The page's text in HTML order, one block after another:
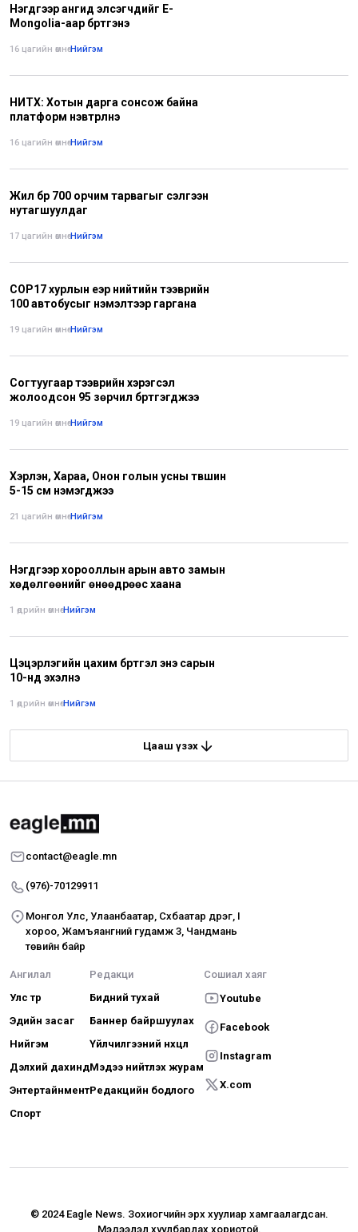
Нэгдүгээр ангид элсэгчдийг E-
Mongolia-аар бүртгэнэ
16 цагийн өмнө•Нийгэм
НИТХ: Хотын дарга сонсож байна
платформ нэвтрүүлнэ
16 цагийн өмнө•Нийгэм
Жил бүр 700 орчим тарвагыг сэлгээн
нутагшуулдаг
17 цагийн өмнө•Нийгэм
СОР17 хурлын үеэр нийтийн тээврийн
100 автобусыг нэмэлтээр гаргана
19 цагийн өмнө•Нийгэм
Согтуугаар тээврийн хэрэгсэл
жолоодсон 95 зөрчил бүртгэгджээ
19 цагийн өмнө•Нийгэм
Хэрлэн, Хараа, Онон голын усны түвшин
5-15 см нэмэгджээ
21 цагийн өмнө•Нийгэм
Нэгдүгээр хорооллын арын авто замын
хөдөлгөөнийг өнөөдрөөс хаана
1 өдрийн өмнө•Нийгэм
Цэцэрлэгийн цахим бүртгэл энэ сарын
10-нд эхэлнэ
1 өдрийн өмнө•Нийгэм
Цааш үзэх
contact@eagle.mn
(976)-70129911
Монгол Улс, Улаанбаатар, Сүхбаатар дүүрэг, I
хороо, Жамъяангүний гудамж 3, Чандмань
төвийн байр
Ангилал
Улс төр
Эдийн засаг
Нийгэм
Дэлхий дахинд
Энтертайнмент
Спорт
Редакци
Бидний тухай
Баннер байршуулах
Үйлчилгээний нөхцөл
Мэдээ нийтлэх журам
Редакцийн бодлого
Сошиал хаяг
Youtube
Facebook
Instagram
X.com
© 2024 Eagle News. Зохиогчийн эрх хуулиар хамгаалагдсан.
Мэдээлэл хуулбарлах хориотой.